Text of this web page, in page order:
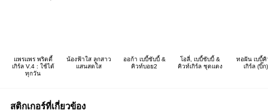
แพรแพร พริตตี้
เกิร์ล V.4 : ใช้ได้
ทุกวัน
น้องฟ้าใส ลูกสาว
แสนสดใส
ออก้า เบบี้ชับบี้ &
คิวท์บอย2
โอลี่, เบบี้ชับบี้ &
คิวท์เกิร์ล ชุดแดง
ทอฝัน เบบี้
เกิร์ล (บิ๊ก)
สติกเกอร์ที่เกี่ยวข้อง